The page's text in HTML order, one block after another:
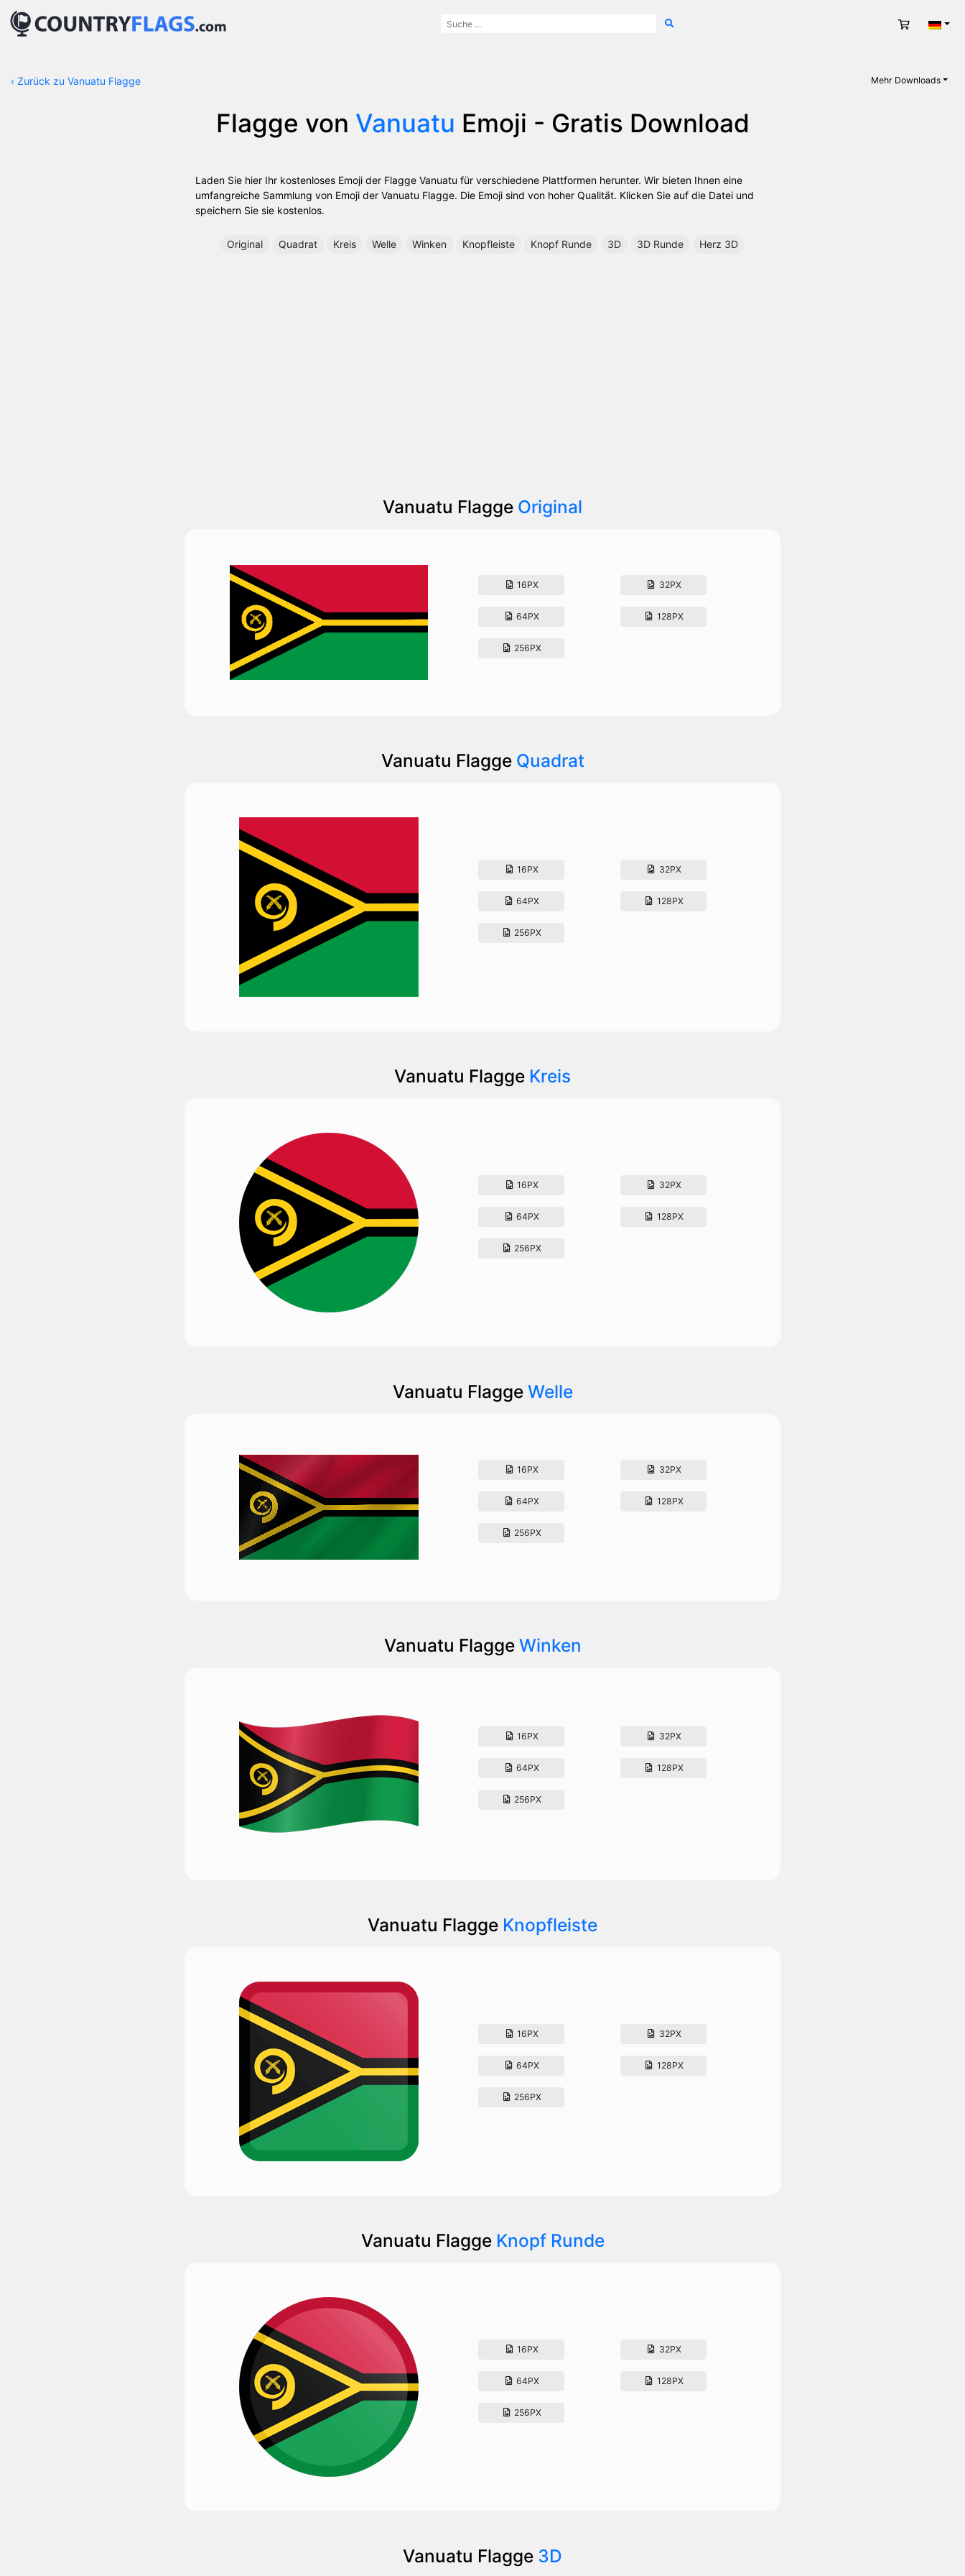
Warenkorb
‹ Zurück zu Vanuatu Flagge Mehr Downloads
Flagge von Vanuatu Emoji - Gratis Download
Laden Sie hier Ihr kostenloses Emoji der Flagge Vanuatu für verschiedene Plattformen herunter. Wir bieten Ihnen eine
umfangreiche Sammlung von Emoji der Vanuatu Flagge. Die Emoji sind von hoher Qualität. Klicken Sie auf die Datei und
speichern Sie sie kostenlos.
Original Quadrat Kreis Welle Winken Knopfleiste Knopf Runde 3D 3D Runde Herz 3D
Vanuatu Flagge Original
16PX 32PX
64PX 128PX
256PX
Vanuatu Flagge Quadrat
16PX 32PX
64PX 128PX
256PX
Vanuatu Flagge Kreis
16PX 32PX
64PX 128PX
256PX
Vanuatu Flagge Welle
16PX 32PX
64PX 128PX
256PX
Vanuatu Flagge Winken
16PX 32PX
64PX 128PX
256PX
Vanuatu Flagge Knopfleiste
16PX 32PX
64PX 128PX
256PX
Vanuatu Flagge Knopf Runde
16PX 32PX
64PX 128PX
256PX
Vanuatu Flagge 3D